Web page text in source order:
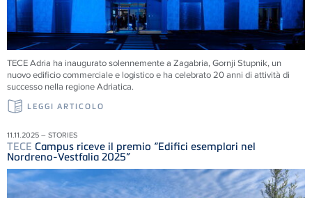
TECEAdria ha inaugurato solennemente a Zagabria, Gornji Stupnik, un
nuovo edificio commerciale e logistico e ha celebrato 20 anni di attività di
successo nella regione Adriatica.
LEGGI ARTICOLO
11.11.2025 – STORIES
TECE Campus riceve il premio “Edifici esemplari nel
Nordreno-Vestfalia 2025”